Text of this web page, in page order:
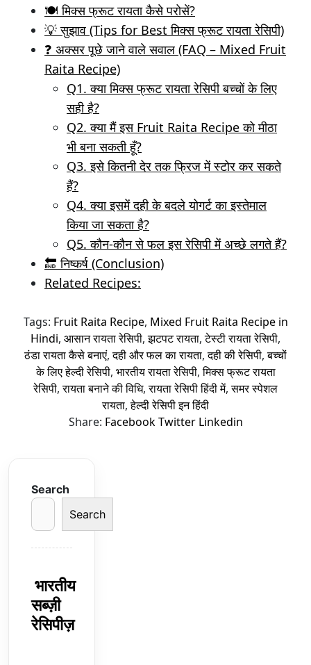
🍽️ मिक्स फ्रूट रायता कैसे परोसें?
💡 सुझाव (Tips for Best मिक्स फ्रूट रायता रेसिपी)
❓ अक्सर पूछे जाने वाले सवाल (FAQ – Mixed Fruit
Raita Recipe)
Q1. क्या मिक्स फ्रूट रायता रेसिपी बच्चों के लिए
सही है?
Q2. क्या मैं इस Fruit Raita Recipe को मीठा
भी बना सकती हूँ?
Q3. इसे कितनी देर तक फ्रिज में स्टोर कर सकते
हैं?
Q4. क्या इसमें दही के बदले योगर्ट का इस्तेमाल
किया जा सकता है?
Q5. कौन-कौन से फल इस रेसिपी में अच्छे लगते हैं?
🔚 निष्कर्ष (Conclusion)
Related Recipes:
Tags: Fruit Raita Recipe, Mixed Fruit Raita Recipe in
Hindi, आसान रायता रेसिपी,झटपट रायता,टेस्टी रायता रेसिपी,
ठंडा रायता कैसे बनाएं,दही और फल का रायता,दही की रेसिपी,बच्चों
के लिए हेल्दी रेसिपी, भारतीय रायता रेसिपी,मिक्स फ्रूट रायता
रेसिपी,रायता बनाने की विधि,रायता रेसिपी हिंदी में,समर स्पेशल
रायता,हेल्दी रेसिपी इन हिंदी
Share: Facebook Twitter Linkedin
Search
Search
भारतीय
सब्ज़ी
रेसिपीज़